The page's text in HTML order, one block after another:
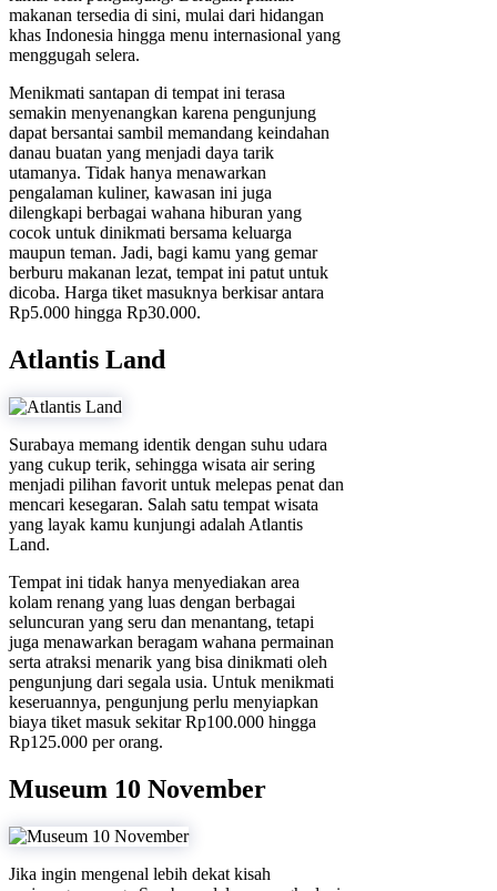
makanan tersedia di sini, mulai dari hidangan
khas Indonesia hingga menu internasional yang
menggugah selera.
Menikmati santapan di tempat ini terasa
semakin menyenangkan karena pengunjung
dapat bersantai sambil memandang keindahan
danau buatan yang menjadi daya tarik
utamanya. Tidak hanya menawarkan
pengalaman kuliner, kawasan ini juga
dilengkapi berbagai wahana hiburan yang
cocok untuk dinikmati bersama keluarga
maupun teman. Jadi, bagi kamu yang gemar
berburu makanan lezat, tempat ini patut untuk
dicoba. Harga tiket masuknya berkisar antara
Rp5.000 hingga Rp30.000.
Atlantis Land
Surabaya memang identik dengan suhu udara
yang cukup terik, sehingga wisata air sering
menjadi pilihan favorit untuk melepas penat dan
mencari kesegaran. Salah satu tempat wisata
yang layak kamu kunjungi adalah Atlantis
Land.
Tempat ini tidak hanya menyediakan area
kolam renang yang luas dengan berbagai
seluncuran yang seru dan menantang, tetapi
juga menawarkan beragam wahana permainan
serta atraksi menarik yang bisa dinikmati oleh
pengunjung dari segala usia. Untuk menikmati
keseruannya, pengunjung perlu menyiapkan
biaya tiket masuk sekitar Rp100.000 hingga
Rp125.000 per orang.
Museum 10 November
Jika ingin mengenal lebih dekat kisah